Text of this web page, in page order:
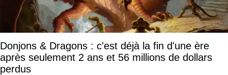
Donjons & Dragons : c'est déjà la fin d'une ère
après seulement 2 ans et 56 millions de dollars
perdus